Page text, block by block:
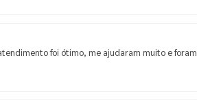
foi ótimo, me ajudaram muito e foram